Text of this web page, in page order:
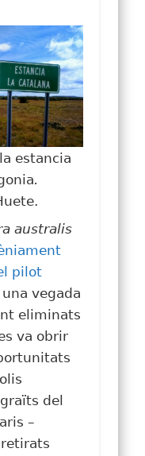
estancia
.
australis
pilot
una vegada
eliminats
va obrir
del
–